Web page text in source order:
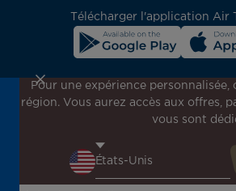
Télécharger l'application Air
Inscrivez-vous à notre newsletter !
Recevez en avant-première toutes
l'inspiration pour votre prochain
Saisissez votre adresse e-mail ici
Pour une expérience personnalisée,
région. Vous aurez accès aux offres,
vous sont